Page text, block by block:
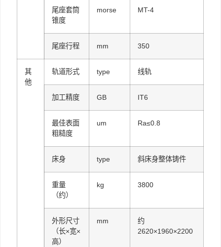
尾座套筒
锥度
morse MT-4
尾座行程 mm 350
其
他
轨道形式 type 线轨
加工精度 GB IT6
最佳表面
粗糙度
um Ra≤0.8
床身 type 斜床身整体铸件
重量
（约）
kg 3800
外形尺寸
（长×宽×
高）
mm
约
2620×1960×2200